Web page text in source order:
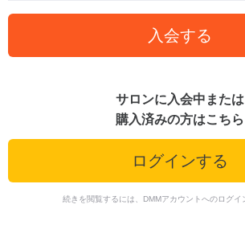
入会する
サロンに入会中または
購入済みの方はこちら
ログインする
続きを閲覧するには、DMMアカウントへのログイ